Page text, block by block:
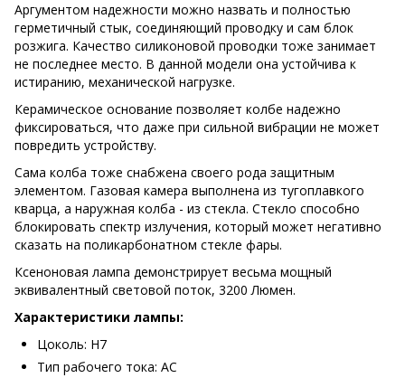
Аргументом надежности можно назвать и полностью
герметичный стык, соединяющий проводку и сам блок
розжига. Качество силиконовой проводки тоже занимает
не последнее место. В данной модели она устойчива к
истиранию, механической нагрузке.
Керамическое основание позволяет колбе надежно
фиксироваться, что даже при сильной вибрации не может
повредить устройству.
Сама колба тоже снабжена своего рода защитным
элементом. Газовая камера выполнена из тугоплавкого
кварца, а наружная колба - из стекла. Стекло способно
блокировать спектр излучения, который может негативно
сказать на поликарбонатном стекле фары.
Ксеноновая лампа демонстрирует весьма мощный
эквивалентный световой поток, 3200 Люмен.
Характеристики лампы:
Цоколь: H7
Тип рабочего тока: AC